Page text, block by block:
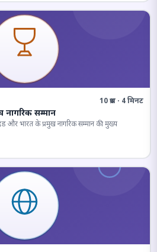
10 प्रश्न · 4 मिनट
नागरिक सम्मान
और भारत के प्रमुख नागरिक सम्मान की मुख्य